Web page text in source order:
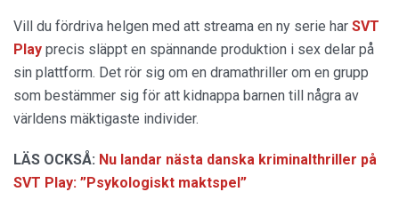
Vill du fördriva helgen med att streama en ny serie har SVT
Play precis släppt en spännande produktion i sex delar på
sin plattform. Det rör sig om en dramathriller om en grupp
som bestämmer sig för att kidnappa barnen till några av
världens mäktigaste individer.
LÄS OCKSÅ: Nu landar nästa danska kriminalthriller på
SVT Play: ”Psykologiskt maktspel”